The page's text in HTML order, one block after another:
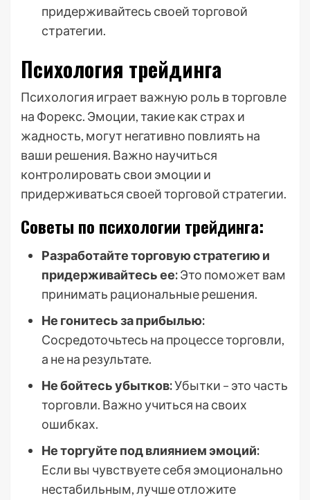
придерживайтесь своей торговой
стратегии.
Психология трейдинга
Психология играет важную роль в торговле
на Форекс. Эмоции, такие как страх и
жадность, могут негативно повлиять на
ваши решения. Важно научиться
контролировать свои эмоции и
придерживаться своей торговой стратегии.
Советы по психологии трейдинга:
Разработайте торговую стратегию и
придерживайтесь ее:Это поможет вам
принимать рациональные решения.
Не гонитесь за прибылью:
Сосредоточьтесь на процессе торговли,
а не на результате.
Не бойтесь убытков:Убытки – это часть
торговли. Важно учиться на своих
ошибках.
Не торгуйте под влиянием эмоций:
Если вы чувствуете себя эмоционально
нестабильным, лучше отложите